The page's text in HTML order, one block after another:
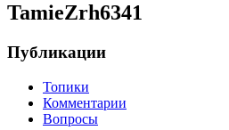
TamieZrh6341
Публикации
Топики
Комментарии
Вопросы